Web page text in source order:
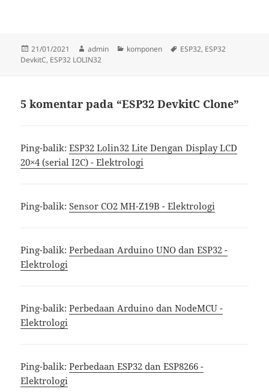
Diposkan
pada
21/01/2021 Penulis
admin Kategori
komponen Tag
ESP32, ESP32
DevkitC, ESP32 LOLIN32
5 komentar pada “ESP32 DevkitC Clone”
Ping-balik:ESP32 Lolin32 Lite Dengan Display LCD
20×4 (serial I2C) - Elektrologi
Ping-balik:Sensor CO2 MH-Z19B - Elektrologi
Ping-balik:Perbedaan Arduino UNO dan ESP32 -
Elektrologi
Ping-balik:Perbedaan Arduino dan NodeMCU -
Elektrologi
Ping-balik:Perbedaan ESP32 dan ESP8266 -
Elektrologi